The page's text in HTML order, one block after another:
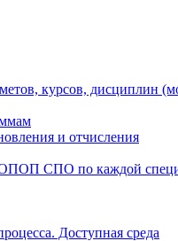
курсов, дисциплин
и отчисления
ОПОП СПО по каждой
Доступная среда